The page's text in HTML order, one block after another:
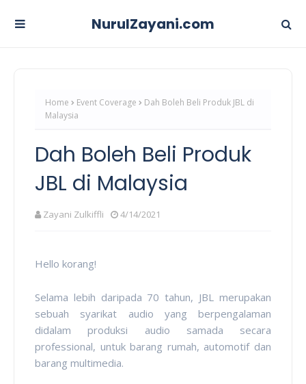
NurulZayani.com
Home Event Coverage
Dah Boleh Beli Produk JBL di
Malaysia
Dah Boleh Beli Produk
JBL di Malaysia
Zayani Zulkiffli 4/14/2021
Hello korang!
Selama lebih daripada 70 tahun, JBL merupakan
sebuah syarikat audio yang berpengalaman
didalam produksi audio samada secara
professional, untuk barang rumah, automotif dan
barang multimedia.